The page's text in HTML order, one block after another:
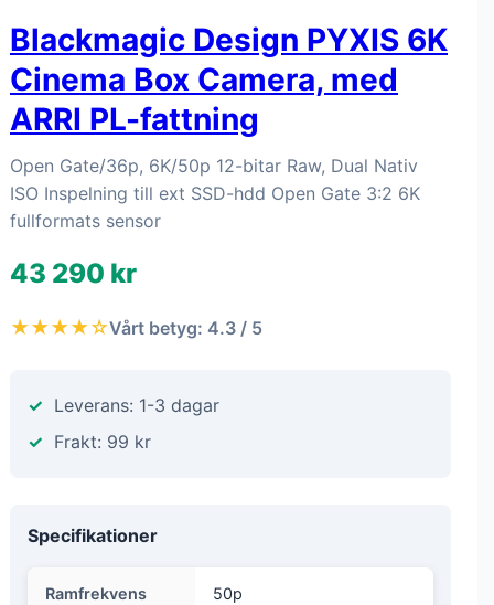
Blackmagic Design PYXIS 6K
Cinema Box Camera, med
ARRI PL-fattning
Open Gate/36p, 6K/50p 12-bitar Raw, Dual Nativ
ISO Inspelning till ext SSD-hdd Open Gate 3:2 6K
fullformats sensor
43 290 kr
★★★★☆Vårt betyg: 4.3 / 5
Leverans: 1-3 dagar
Frakt: 99 kr
Specifikationer
Ramfrekvens 50p